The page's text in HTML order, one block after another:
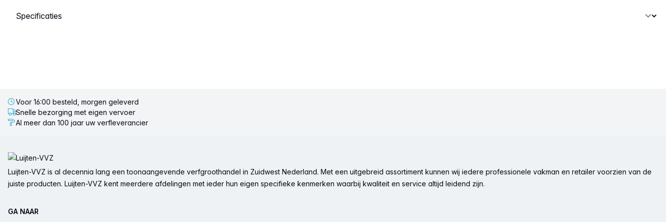
Selecteer een tabblad
Voor 16:00 besteld, morgen geleverd
Snelle bezorging met eigen vervoer
Al meer dan 100 jaar uw verfleverancier
Luijten-VVZ is al decennia lang een toonaangevende verfgroothandel in Zuidwest Nederland. Met een uitgebreid assortiment kunnen wij iedere professionele vakman en retailer voorzien van de
juiste producten. Luijten-VVZ kent meerdere afdelingen met ieder hun eigen specifieke kenmerken waarbij kwaliteit en service altijd leidend zijn.
GA NAAR